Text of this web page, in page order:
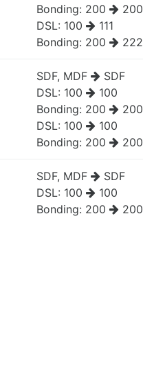
Bonding: 200
200
DSL: 100
111
Bonding: 200 222
SDF, MDF
SDF
DSL: 100
100
Bonding: 200
200
DSL: 100
100
Bonding: 200 200
SDF, MDF
SDF
DSL: 100
100
Bonding: 200 200